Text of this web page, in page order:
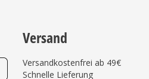
Versand
Versandkostenfrei ab 49€
Schnelle Lieferung